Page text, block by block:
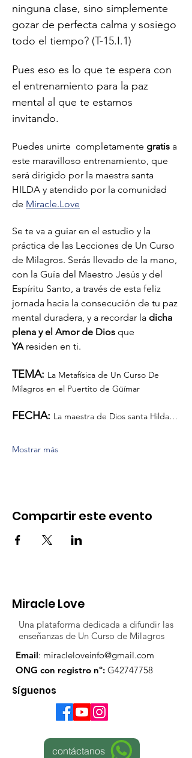
ninguna clase, sino simplemente
gozar de perfecta calma y sosiego
todo el tiempo? (T-15.I.1)
Pues eso es lo que te espera con
el entrenamiento para la paz
mental al que te estamos
invitando.
Puedes unirte  completamente gratis a
este maravilloso entrenamiento, que
será dirigido por la maestra santa
HILDA y atendido por la comunidad
de Miracle.Love
Se te va a guiar en el estudio y la
práctica de las Lecciones de Un Curso
de Milagros. Serás llevado de la mano,
con la Guía del Maestro Jesús y del
Espíritu Santo, a través de esta feliz
jornada hacia la consecución de tu paz
mental duradera, y a recordar la dicha
plena y el Amor de Dios que
YA residen en ti.
TEMA: La Metafísica de Un Curso De
Milagros en el Puertito de Güímar
FECHA: La maestra de Dios santa Hilda…
Mostrar más
Compartir este evento
Miracle Love
Una plataforma dedicada a difundir las
enseñanzas de Un Curso de Milagros
Email: miracleloveinfo@gmail.com
ONG con registro nº: G42747758
Síguenos
contáctanos